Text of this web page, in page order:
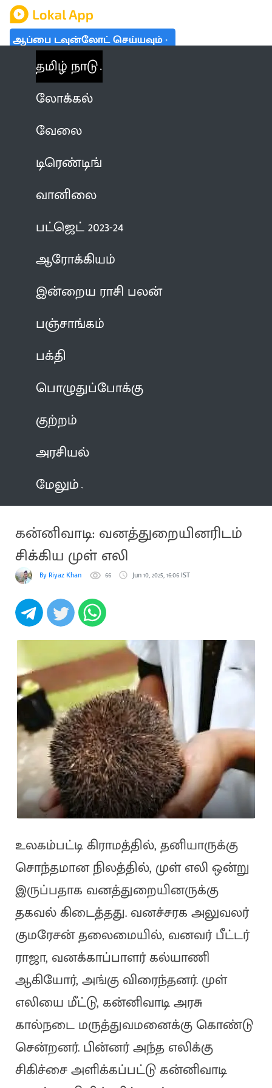
ஆப்பை டவுன்லோட் செய்யவும்
தமிழ் நாடு
லோக்கல்
வேலை
டிரெண்டிங்
வானிலை
பட்ஜெட் 2023-24
ஆரோக்கியம்
இன்றைய ராசி பலன்
பஞ்சாங்கம்
பக்தி
பொழுதுப்போக்கு
குற்றம்
அரசியல்
மேலும்
கன்னிவாடி: வனத்துறையினரிடம்
சிக்கிய முள் எலி
By Riyaz Khan 66 Jun 10, 2025, 16:06 IST
உலகம்பட்டி கிராமத்தில், தனியாருக்கு
சொந்தமான நிலத்தில், முள் எலி ஒன்று
இருப்பதாக வனத்துறையினருக்கு
தகவல் கிடைத்தது. வனச்சரக அலுவலர்
குமரேசன் தலைமையில், வனவர் பீட்டர்
ராஜா, வனக்காப்பாளர் கல்யாணி
ஆகியோர், அங்கு விரைந்தனர். முள்
எலியை மீட்டு, கன்னிவாடி அரசு
கால்நடை மருத்துவமனைக்கு கொண்டு
சென்றனர். பின்னர் அந்த எலிக்கு
சிகிச்சை அளிக்கப்பட்டு கன்னிவாடி